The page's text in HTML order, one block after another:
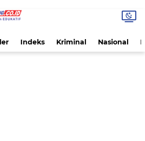
Indeks Kriminal Nasional